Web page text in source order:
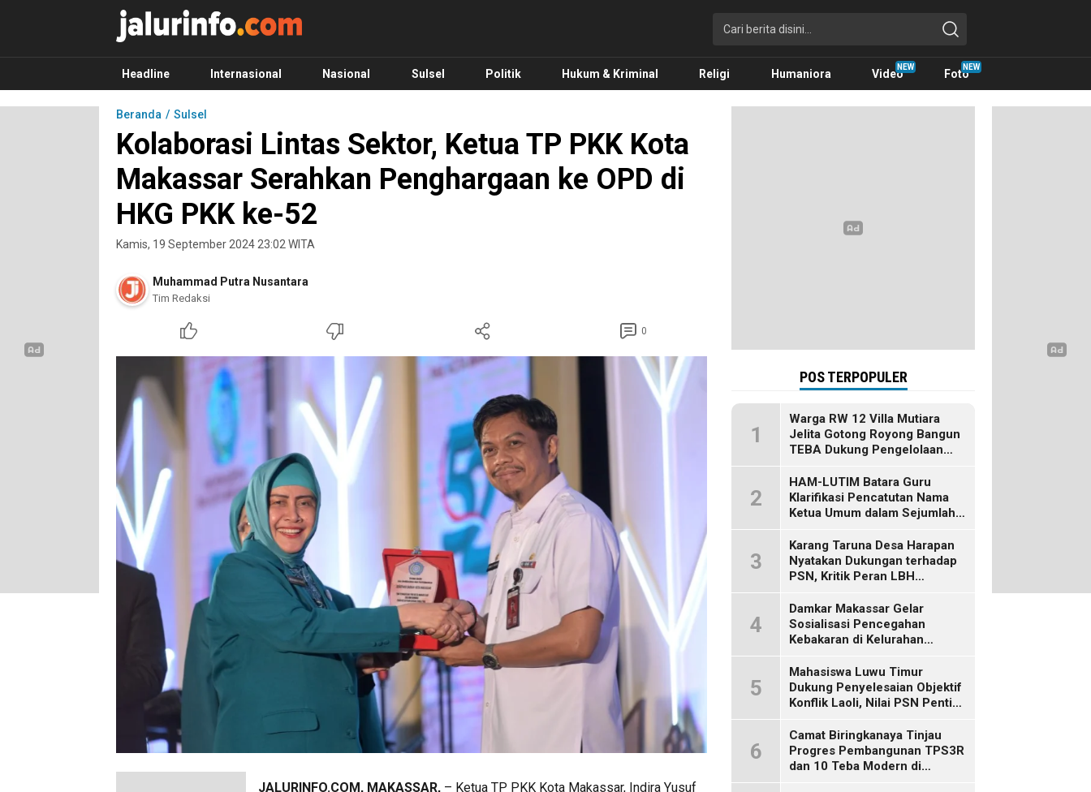
Info Terbaru, Berita Terkini Hari Ini, Jalurinfo.com
Terkini, Akurat dan Terpercaya
Headline Internasional Nasional Sulsel Politik Hukum & Kriminal Religi Humaniora Video Foto
Beranda Sulsel
Kolaborasi Lintas Sektor, Ketua TP PKK Kota
Makassar Serahkan Penghargaan ke OPD di
HKG PKK ke-52
Kamis, 19 September 2024 23:02 WITA
Muhammad Putra Nusantara
Tim Redaksi
0
JALURINFO.COM, MAKASSAR, – Ketua TP PKK Kota Makassar, Indira Yusuf
POS TERPOPULER
1
Warga RW 12 Villa Mutiara
Jelita Gotong Royong Bangun
TEBA Dukung Pengelolaan
2
HAM-LUTIM Batara Guru
Klarifikasi Pencatutan Nama
Ketua Umum dalam Sejumlah
3
Karang Taruna Desa Harapan
Nyatakan Dukungan terhadap
PSN, Kritik Peran LBH
4
Damkar Makassar Gelar
Sosialisasi Pencegahan
Kebakaran di Kelurahan
5
Mahasiswa Luwu Timur
Dukung Penyelesaian Objektif
Konflik Laoli, Nilai PSN Penting
6
Camat Biringkanaya Tinjau
Progres Pembangunan TPS3R
dan 10 Teba Modern di